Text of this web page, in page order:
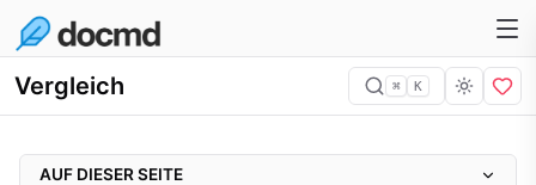
Vergleich ⌘ K
AUF DIESER SEITE